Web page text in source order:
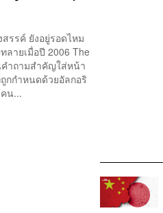
รรค์ ยังอยู่รอดไหม
ายเมื่อปี 2006 The
คำถามสำคัญใส่หน้า
กกำหนดด้วยอัลกอริ
น...